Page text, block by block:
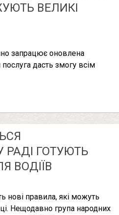
ВЕЛИКІ
запрацює оновлена
дасть змогу всім
РАДІ ГОТУЮТЬ
ВОДІЇВ
нові правила, які можуть
Нещодавно група народних